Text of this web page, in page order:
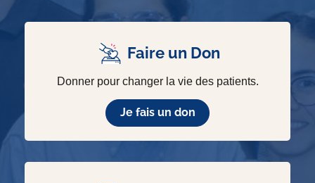
Faire un Don
Donner pour changer la vie des patients.
Je fais un don